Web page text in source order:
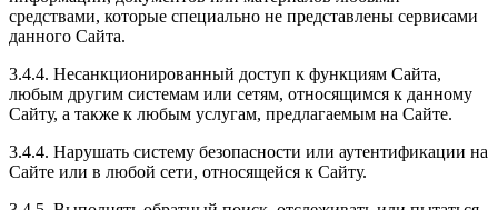
средствами, которые специально не представлены сервисами
данного Сайта.
3.4.4. Несанкционированный доступ к функциям Сайта,
любым другим системам или сетям, относящимся к данному
Сайту, а также к любым услугам, предлагаемым на Сайте.
3.4.4. Нарушать систему безопасности или аутентификации на
Сайте или в любой сети, относящейся к Сайту.